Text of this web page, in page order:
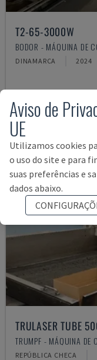
T2-65-3000W
BODOR - MÁQUINA DE
DINAMARCA 2024
TRULASER TUBE
TRUMPF - MÁQUINA DE
REPÚBLICA CHECA
Aviso de
UE
Utilizamos cookies
o uso do site e para
suas preferências e
dados abaixo.